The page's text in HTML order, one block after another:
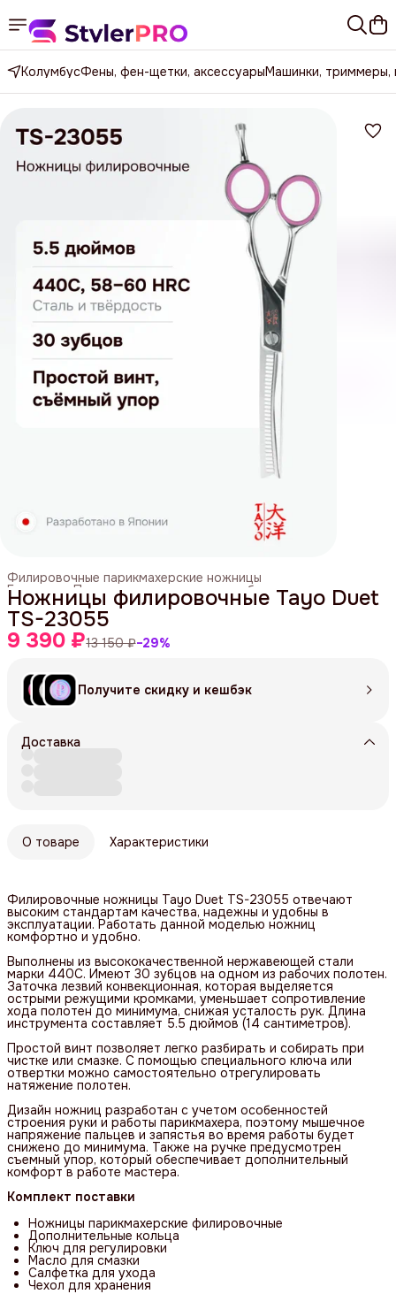
КолумбусФены, фен-щетки, аксессуарыМашинки, триммеры,
Филировочные парикмахерские ножницы
Парикмахерские ножницы и бритвы ›
Главная
Ножницы филировочные Tayo Duet
TS-23055
9 390 ₽13 150 ₽−29%
Получите скидку и кешбэк
Доставка
О товаре Характеристики
Филировочные ножницы Tayo Duet TS-23055 отвечают
высоким стандартам качества, надежны и удобны в
эксплуатации. Работать данной моделью ножниц
комфортно и удобно.
Выполнены из высококачественной нержавеющей стали
марки 440С. Имеют 30 зубцов на одном из рабочих полотен.
Заточка лезвий конвекционная, которая выделяется
острыми режущими кромками, уменьшает сопротивление
хода полотен до минимума, снижая усталость рук. Длина
инструмента составляет 5.5 дюймов (14 сантиметров).
Простой винт позволяет легко разбирать и собирать при
чистке или смазке. С помощью специального ключа или
отвертки можно самостоятельно отрегулировать
натяжение полотен.
Дизайн ножниц разработан с учетом особенностей
строения руки и работы парикмахера, поэтому мышечное
напряжение пальцев и запястья во время работы будет
снижено до минимума. Также на ручке предусмотрен
съемный упор, который обеспечивает дополнительный
комфорт в работе мастера.
Комплект поставки
Ножницы парикмахерские филировочные
Дополнительные кольца
Ключ для регулировки
Масло для смазки
Салфетка для ухода
Чехол для хранения